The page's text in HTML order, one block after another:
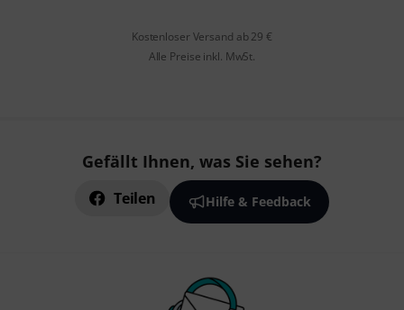
Kostenloser Versand ab 29 €
Alle Preise inkl. MwSt.
Gefällt Ihnen, was Sie sehen?
Teilen Hilfe & Feedback